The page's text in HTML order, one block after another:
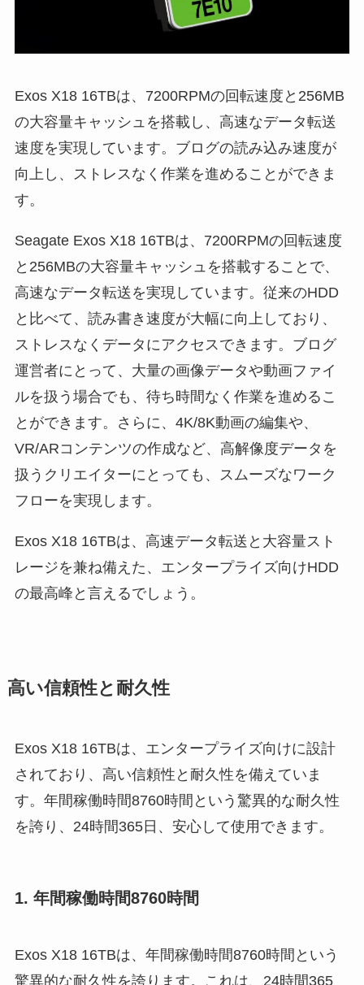
Exos X18 16TBは、7200RPMの回転速度と256MB
の大容量キャッシュを搭載し、高速なデータ転送
速度を実現しています。ブログの読み込み速度が
向上し、ストレスなく作業を進めることができま
す。
Seagate Exos X18 16TBは、7200RPMの回転速度
と256MBの大容量キャッシュを搭載することで、
高速なデータ転送を実現しています。従来のHDD
と比べて、読み書き速度が大幅に向上しており、
ストレスなくデータにアクセスできます。ブログ
運営者にとって、大量の画像データや動画ファイ
ルを扱う場合でも、待ち時間なく作業を進めるこ
とができます。さらに、4K/8K動画の編集や、
VR/ARコンテンツの作成など、高解像度データを
扱うクリエイターにとっても、スムーズなワーク
フローを実現します。
Exos X18 16TBは、高速データ転送と大容量スト
レージを兼ね備えた、エンタープライズ向けHDD
の最高峰と言えるでしょう。
高い信頼性と耐久性
Exos X18 16TBは、エンタープライズ向けに設計
されており、高い信頼性と耐久性を備えていま
す。年間稼働時間8760時間という驚異的な耐久性
を誇り、24時間365日、安心して使用できます。
1. 年間稼働時間8760時間
Exos X18 16TBは、年間稼働時間8760時間という
驚異的な耐久性を誇ります。これは、24時間365